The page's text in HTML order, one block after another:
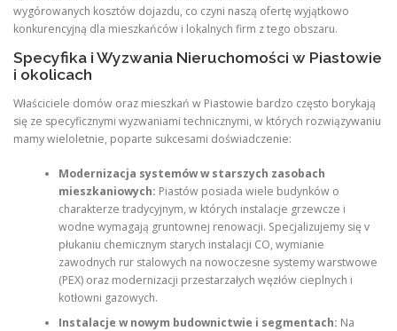
wygórowanych kosztów dojazdu, co czyni naszą ofertę wyjątkowo
konkurencyjną dla mieszkańców i lokalnych firm z tego obszaru.
Specyfika i Wyzwania Nieruchomości w Piastowie
i okolicach
Właściciele domów oraz mieszkań w Piastowie bardzo często borykają
się ze specyficznymi wyzwaniami technicznymi, w których rozwiązywaniu
mamy wieloletnie, poparte sukcesami doświadczenie:
Modernizacja systemów w starszych zasobach
mieszkaniowych: Piastów posiada wiele budynków o
charakterze tradycyjnym, w których instalacje grzewcze i
wodne wymagają gruntownej renowacji. Specjalizujemy się v
płukaniu chemicznym starych instalacji CO, wymianie
zawodnych rur stalowych na nowoczesne systemy warstwowe
(PEX) oraz modernizacji przestarzałych węzłów cieplnych i
kotłowni gazowych.
Instalacje w nowym budownictwie i segmentach: Na